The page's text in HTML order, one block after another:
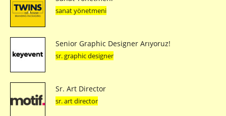
sanat yönetmeni
Senior Graphic Designer Arıyoruz!
sr. graphic designer
Sr. Art Director
sr. art director